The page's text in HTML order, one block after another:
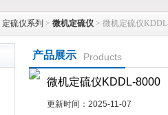
定硫仪系列 > 微机定硫仪 > 微机定硫仪
产品展示 Products
微机定硫仪KDDL-8000
更新时间： 2025-11-07